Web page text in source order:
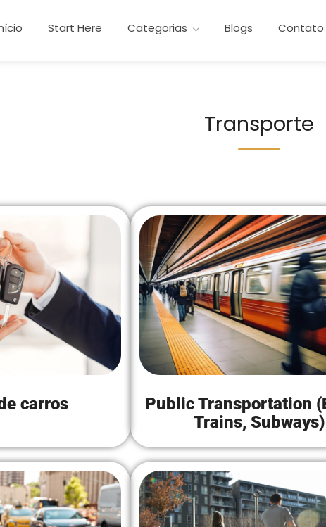
Start Here Categorias Blogs Contato
Transporte
carros
Public Transportation
Trains, Subways)